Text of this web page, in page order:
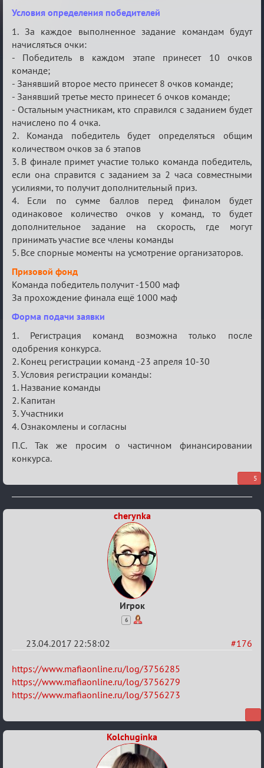
Условия определения победителей
1. За каждое выполненное задание командам будут
начисляться очки:
- Победитель в каждом этапе принесет 10 очков
команде;
- Занявший второе место принесет 8 очков команде;
- Занявший третье место принесет 6 очков команде;
- Остальным участникам, кто справился с заданием будет
начислено по 4 очка.
2. Команда победитель будет определяться общим
количеством очков за 6 этапов
3. В финале примет участие только команда победитель,
если она справится с заданием за 2 часа совместными
усилиями, то получит дополнительный приз.
4. Если по сумме баллов перед финалом будет
одинаковое количество очков у команд, то будет
дополнительное задание на скорость, где могут
принимать участие все члены команды
5. Все спорные моменты на усмотрение организаторов.
Призовой фонд
Команда победитель получит -1500 маф
За прохождение финала ещё 1000 маф
Форма подачи заявки
1. Регистрация команд возможна только после
одобрения конкурса.
2. Конец регистрации команд -23 апреля 10-30
3. Условия регистрации команды:
1. Название команды
2. Капитан
3. Участники
4. Ознакомлены и согласны
П.С. Так же просим о частичном финансировании
конкурса.
5
cherynka
Игрок
6
#176
23.04.2017 22:58:02
Re:
Hot
F
https://www.mafiaonline.ru/log/3756285
https://www.mafiaonline.ru/log/3756279
https://www.mafiaonline.ru/log/3756273
Kolchuginka